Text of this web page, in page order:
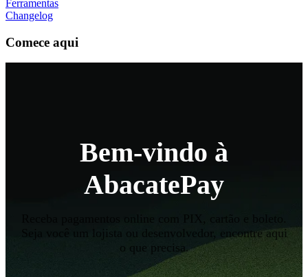
Ferramentas
Changelog
Comece aqui
Bem-vindo à
AbacatePay
Seja você um lojista ou desenvolvedor, encontre aqui
o que precisa.